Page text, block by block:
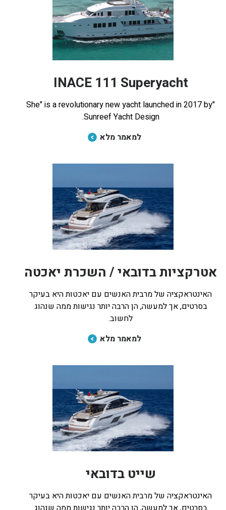
INACE 111 Superyacht
"She" is a revolutionary new yacht launched in 2017 by
Sunreef Yacht Design.
למאמר מלא
אטרקציות בדובאי / השכרת יאכטה
האינטראקציה של מרבית האנשים עם יאכטות היא בעיקר
בסרטים, אך למעשה, הן הרבה יותר נגישות ממה שנהוג
לחשוב.
למאמר מלא
שייט בדובאי
האינטראקציה של מרבית האנשים עם יאכטות היא בעיקר